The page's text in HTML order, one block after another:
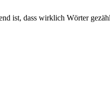
ist, dass wirklich Wörter